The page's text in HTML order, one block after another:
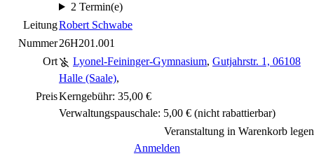
2 Termin(e)
LeitungRobert Schwabe
Nummer26H201.001
Ort
Lyonel-Feininger-Gymnasium, Gutjahrstr. 1, 06108
Halle (Saale),
PreisKerngebühr: 35,00 €
Verwaltungspauschale: 5,00 € (nicht rabattierbar)
Veranstaltung in Warenkorb legen
Anmelden